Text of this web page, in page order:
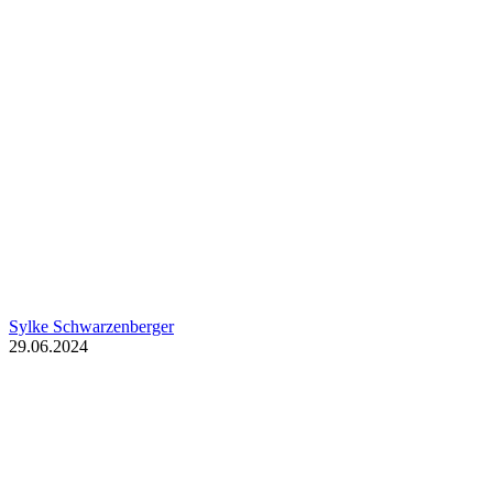
Sylke Schwarzenberger
29.06.2024